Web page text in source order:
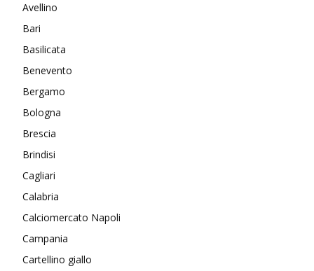
Avellino
Bari
Basilicata
Benevento
Bergamo
Bologna
Brescia
Brindisi
Cagliari
Calabria
Calciomercato Napoli
Campania
Cartellino giallo